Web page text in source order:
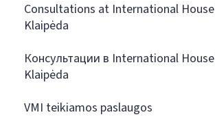
Consultations at International
Klaipėda
Консультации в International
Klaipėda
VMI teikiamos paslaugos